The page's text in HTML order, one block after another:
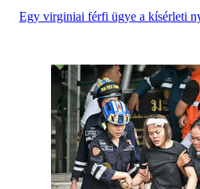
Egy virginiai férfi ügye a kísérleti